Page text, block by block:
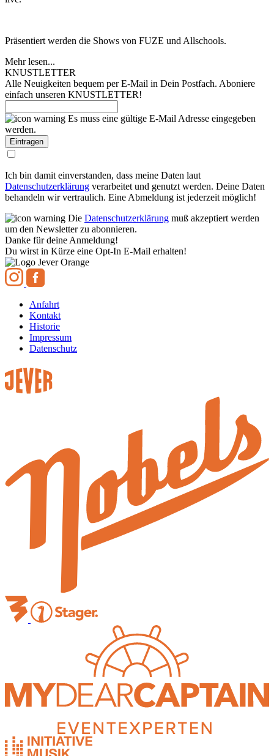
Präsentiert werden die Shows von FUZE und Allschools.
Mehr lesen...
KNUSTLETTER
Alle Neuigkeiten bequem per E-Mail in Dein Postfach. Aboniere
einfach unseren KNUSTLETTER!
Es muss eine gültige E-Mail Adresse eingegeben
werden.
Ich bin damit einverstanden, dass meine Daten laut
Datenschutzerklärung verarbeitet und genutzt werden. Deine Daten
behandeln wir vertraulich. Eine Abmeldung ist jederzeit möglich!
Die Datenschutzerklärung muß akzeptiert werden
um den Newsletter zu abonnieren.
Danke für deine Anmeldung!
Du wirst in Kürze eine Opt-In E-Mail erhalten!
Anfahrt
Kontakt
Historie
Impressum
Datenschutz